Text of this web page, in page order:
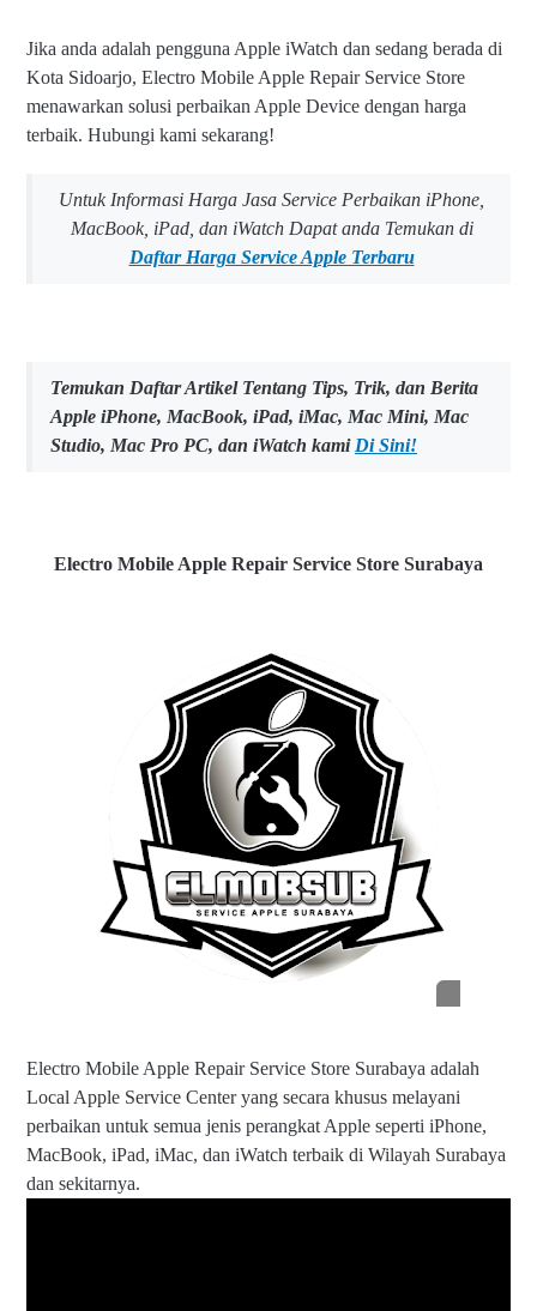
Jika anda adalah pengguna Apple iWatch dan sedang berada di
Kota Sidoarjo, Electro Mobile Apple Repair Service Store
menawarkan solusi perbaikan Apple Device dengan harga
terbaik. Hubungi kami sekarang!
Untuk Informasi Harga Jasa Service Perbaikan iPhone,
MacBook, iPad, dan iWatch Dapat anda Temukan di
Daftar Harga Service Apple Terbaru
Temukan Daftar Artikel Tentang Tips, Trik, dan Berita
Apple iPhone, MacBook, iPad, iMac, Mac Mini, Mac
Studio, Mac Pro PC, dan iWatch kami Di Sini!
Electro Mobile Apple Repair Service Store Surabaya
u
b.
c
Electro Mobile Apple Repair Service Store Surabaya adalah
Local Apple Service Center yang secara khusus melayani
perbaikan untuk semua jenis perangkat Apple seperti iPhone,
MacBook, iPad, iMac, dan iWatch terbaik di Wilayah Surabaya
dan sekitarnya.